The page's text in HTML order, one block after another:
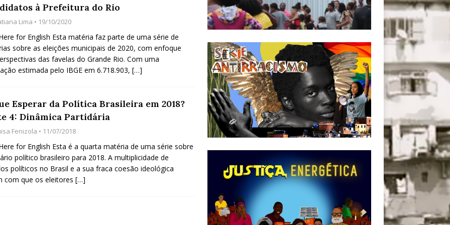
Agroecológico com os Povos das Águas Reúne
e Inauguração da Feira da Praia do Remanso
Fluminenses, Cronicamente Abandonados,
Nova Via Mobilidade 10 Anos Após Rio2016
à Prefeitura do Rio
Lima • 19/10/2020
for English Esta matéria faz parte de uma série de
sobre as eleições municipais de 2020, com enfoque
das favelas do Grande Rio. Com uma
estimada pelo IBGE em 6.718.903, […]
Esperar da Política Brasileira em 2018?
4: Dinâmica Partidária
Fenizola • 11/07/2018
for English Esta é a quarta matéria de uma série sobre
político brasileiro para 2018. A multiplicidade de
políticos no Brasil e a sua fraca coesão ideológica
com que os eleitores […]